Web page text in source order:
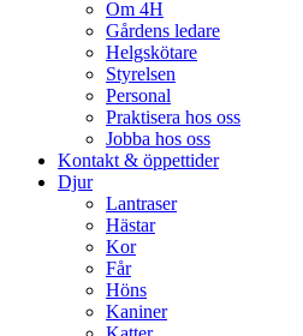
Om 4H
Gårdens ledare
Helgskötare
Styrelsen
Personal
Praktisera hos oss
Jobba hos oss
Kontakt & öppettider
Djur
Lantraser
Hästar
Kor
Får
Höns
Kaniner